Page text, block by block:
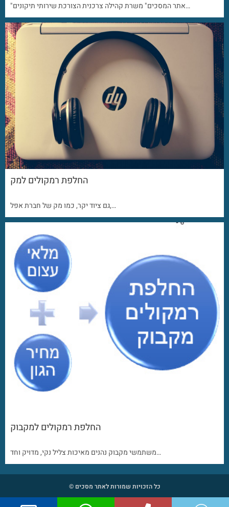
"אתר המסכים" משרת קהילה צרכנית הצורכת שירותי תיקונים…
החלפת רמקולים למק
גם ציוד יקר, כמו מק של חברת אפל,…
החלפת רמקולים למקבוק
משתמשי מקבוק נהנים מאיכות צליל נקי, מדויק וחד…
כל הזכויות שמורות לאתר מסכים ©